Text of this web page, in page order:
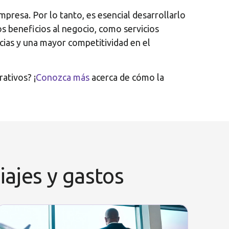
Por lo tanto, es esencial desarrollarlo
beneficios al negocio, como servicios
y una mayor competitividad en el
¡Conozca más acerca de cómo la
y gastos